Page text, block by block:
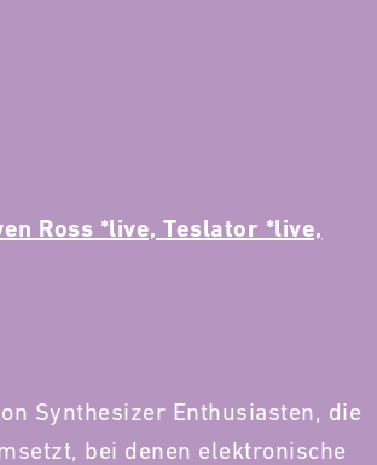
Ross *live, Teslator *live,
Synthesizer Enthusiasten, die
bei denen elektronische